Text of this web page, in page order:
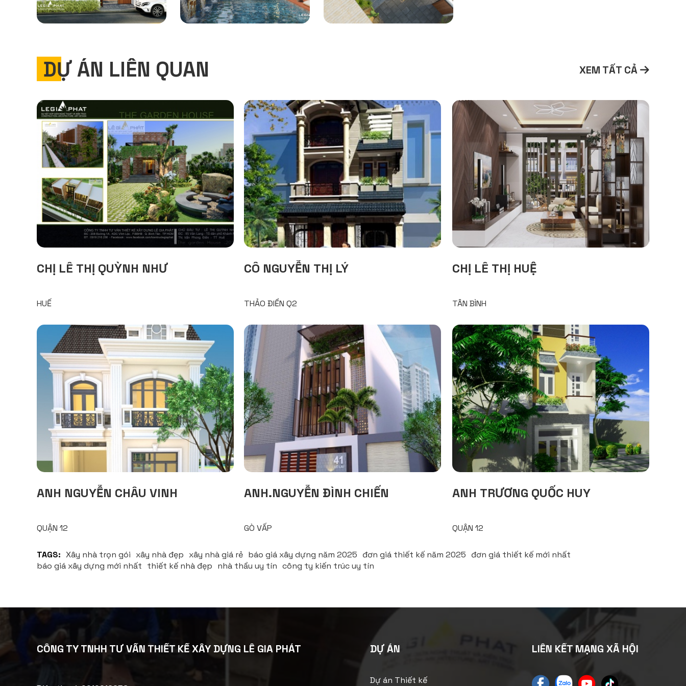
DỰ ÁN LIÊN QUAN XEM TẤT CẢ
CHỊ LÊ THỊ QUỲNH NHƯ
HUẾ
CÔ NGUYỄN THỊ LÝ
THẢO ĐIỀN Q2
CHỊ LÊ THỊ HUỆ
TÂN BÌNH
ANH NGUYỄN CHÂU VINH
QUẬN 12
ANH.NGUYỄN ĐÌNH CHIẾN
GÒ VẤP
ANH TRƯƠNG QUỐC HUY
QUẬN 12
TAGS: Xây nhà trọn gói xây nhà đẹp xây nhà giá rẻ báo giá xây dựng năm 2025 đơn giá thiết kế năm 2025 đơn giá thiết kế mới nhất
báo giá xây dựng mới nhất thiết kế nhà đẹp nhà thầu uy tín công ty kiến trúc uy tín
CÔNG TY TNHH TƯ VẤN THIẾT KẾ XÂY DỰNG LÊ GIA PHÁT DỰ ÁN
Dự án Thiết kế
LIÊN KẾT MẠNG XÃ HỘI